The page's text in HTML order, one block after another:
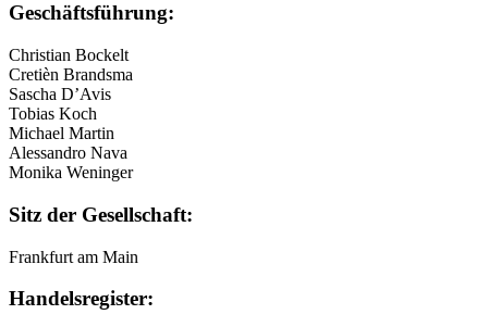
Geschäftsführung:
Christian Bockelt
Cretièn Brandsma
Sascha D’Avis
Tobias Koch
Michael Martin
Alessandro Nava
Monika Weninger
Sitz der Gesellschaft:
Frankfurt am Main
Handelsregister: